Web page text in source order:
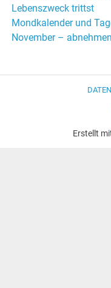
Beitrags-
Navigation
Lebenszweck trittst
Mondkalender und
November –
Erstellt